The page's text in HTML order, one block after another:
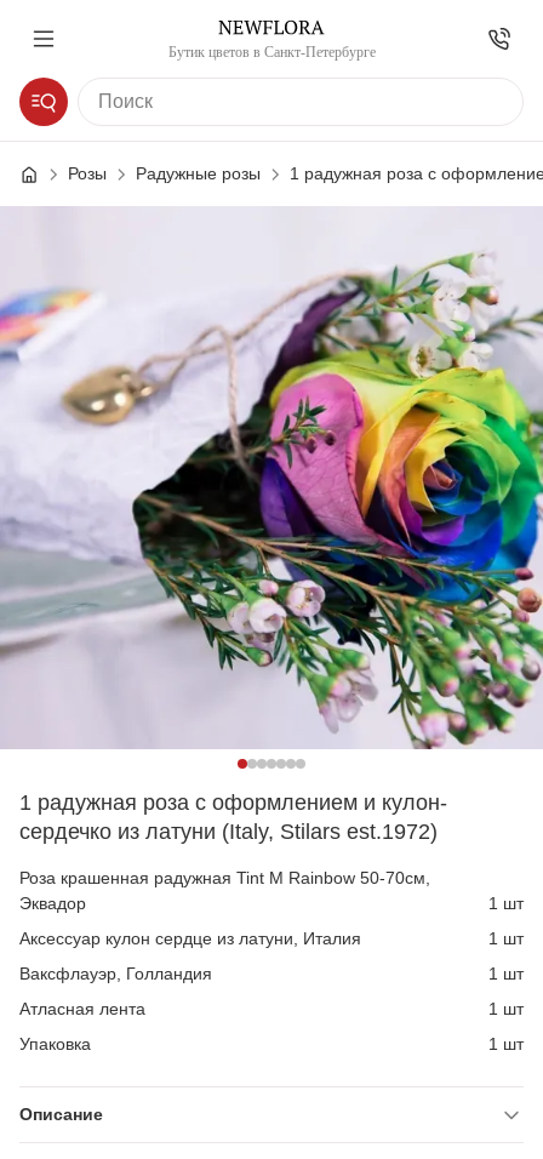
Бутик цветов в Санкт-Петербурге
Розы Радужные розы 1 радужная роза с
1 радужная роза с оформлением и кулон-
сердечко из латуни (Italy, Stilars est.1972)
Роза крашенная радужная Tint M Rainbow 50-70см,
Эквадор
1 шт
Аксессуар кулон сердце из латуни, Италия
1 шт
Ваксфлауэр, Голландия
1 шт
Атласная лента
1 шт
Упаковка
1 шт
Описание